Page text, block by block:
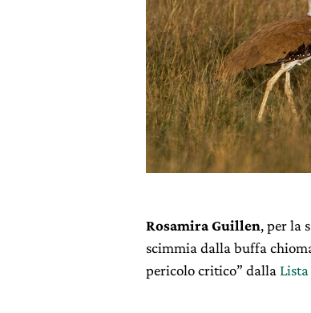
Rosamira Guillen, per la
scimmia dalla buffa
pericolo critico” dalla Lista